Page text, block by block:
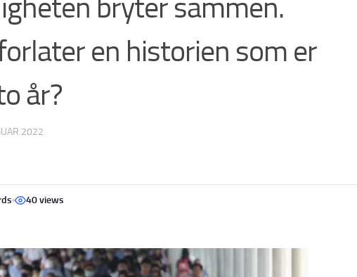
bryter sammen.
en historien som er
år?
2022
40 views